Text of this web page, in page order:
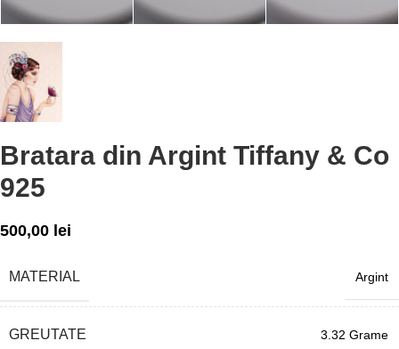
Bratara din Argint Tiffany & Co
925
500,00 lei
MATERIAL Argint
GREUTATE 3.32 Grame